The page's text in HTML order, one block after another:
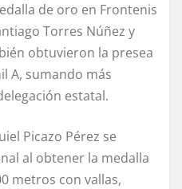
de oro en Frontenis
Torres Núñez y
obtuvieron la presea
A, sumando más
estatal.
Picazo Pérez se
al obtener la medalla
metros con vallas,